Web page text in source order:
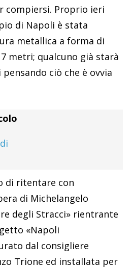
compiersi. Proprio ieri
di Napoli è stata
metallica a forma di
metri; qualcuno già starà
ciò che è ovvia
di ritentare con
di Michelangelo
degli Stracci» rientrante
«Napoli
dal consigliere
Trione ed installata per